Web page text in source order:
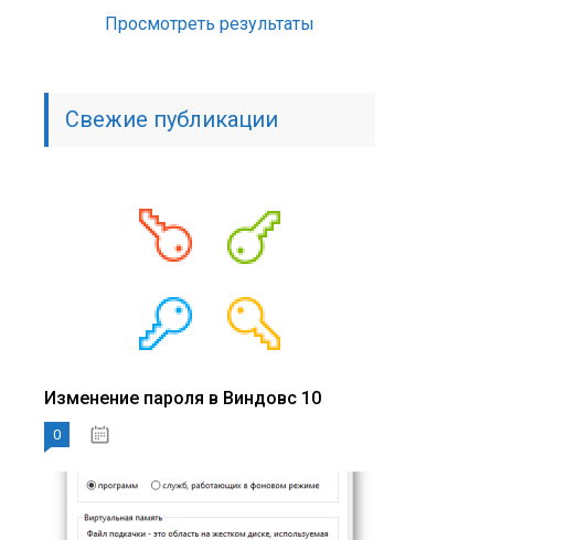
Просмотреть результаты
Свежие публикации
Изменение пароля в Виндовс 10
0